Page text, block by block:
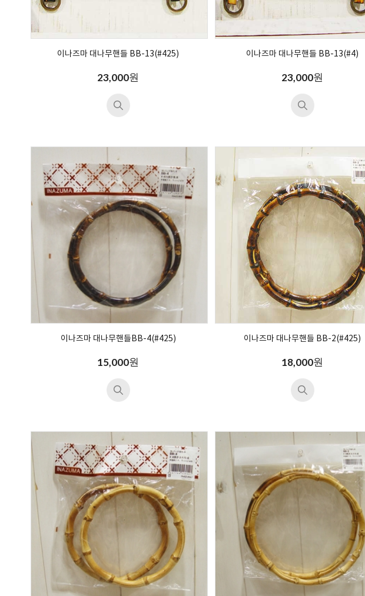
이나즈마 대나무핸들 BB-13(#425)
23,000원
이나즈마 대나무핸들 BB-13(#4)
23,000원
이나즈마 대나무핸들BB-4(#425)
15,000원
이나즈마 대나무핸들 BB-2(#425)
18,000원